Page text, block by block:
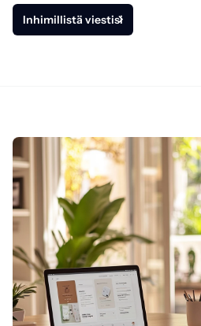
Inhimillistä viestisi